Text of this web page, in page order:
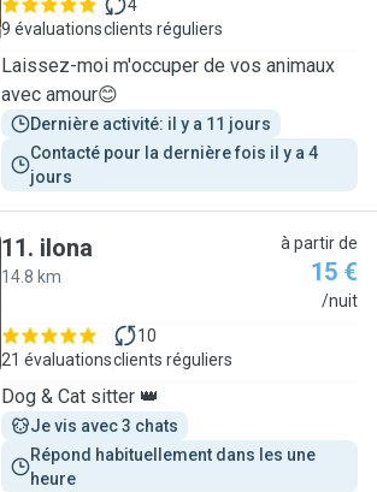
9 évaluations
4
clients réguliers
Laissez-moi m'occuper de vos animaux
avec amour😊
Dernière activité: il y a 11 jours
Contacté pour la dernière fois il y a 4
jours
11. ilona
14.8 km
à partir de
15 €
/nuit
21 évaluations
10
clients réguliers
Dog & Cat sitter 👑
Je vis avec 3 chats
Répond habituellement dans les une
heure